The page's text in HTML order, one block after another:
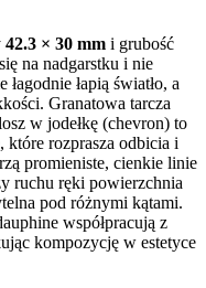
42.3 × 30 mm i grubość
na nadgarstku i nie
łapią światło, a
Granatowa tarcza
w jodełkę (chevron) to
które rozprasza odbicia i
promieniste, cienkie linie
ruchu ręki powierzchnia
pod różnymi kątami.
współpracują z
kompozycję w estetyce